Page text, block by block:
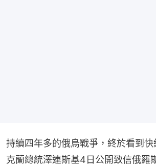
持續四年多的俄烏戰爭，終於看到
克蘭總統澤連斯基4日公開致信俄羅